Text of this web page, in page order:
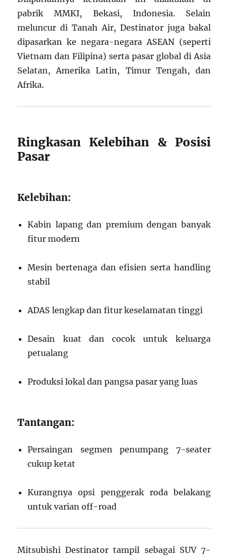
pabrik MMKI, Bekasi, Indonesia. Selain
meluncur di Tanah Air, Destinator juga bakal
dipasarkan ke negara-negara ASEAN (seperti
Vietnam dan Filipina) serta pasar global di Asia
Selatan, Amerika Latin, Timur Tengah, dan
Afrika.
Ringkasan Kelebihan & Posisi
Pasar
Kelebihan:
Kabin lapang dan premium dengan banyak
fitur modern
Mesin bertenaga dan efisien serta handling
stabil
ADAS lengkap dan fitur keselamatan tinggi
Desain kuat dan cocok untuk keluarga
petualang
Produksi lokal dan pangsa pasar yang luas
Tantangan:
Persaingan segmen penumpang 7-seater
cukup ketat
Kurangnya opsi penggerak roda belakang
untuk varian off-road
Mitsubishi Destinator tampil sebagai SUV 7-